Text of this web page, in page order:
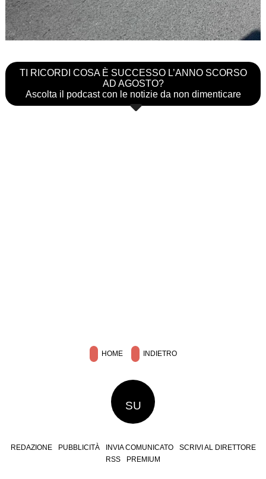
TI RICORDI COSA È SUCCESSO L’ANNO SCORSO
AD AGOSTO?
Ascolta il podcast con le notizie da non dimenticare
HOME INDIETRO
SU
REDAZIONE PUBBLICITÀ INVIA COMUNICATO
SCRIVI AL DIRETTORE
RSS
PREMIUM